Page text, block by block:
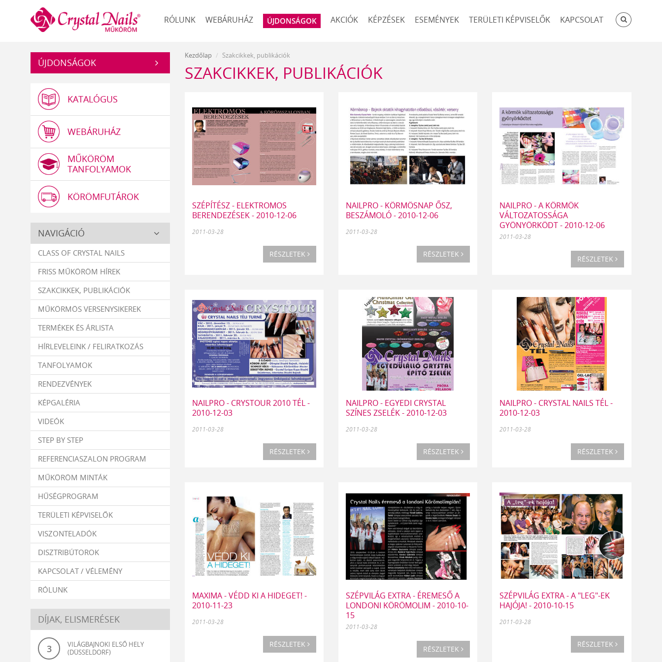
Műköröm RÓLUNK WEBÁRUHÁZ ÚJDONSÁGOK AKCIÓK KÉPZÉSEK ESEMÉNYEK TERÜLETI KÉPVISELŐK KAPCSOLAT
ÚJDONSÁGOK
KATALÓGUS
WEBÁRUHÁZ
MŰKÖRÖM
TANFOLYAMOK
KÖRÖMFUTÁROK
Crystal
Nails
NAVIGÁCIÓ
CLASS OF CRYSTAL NAILS
FRISS MŰKÖRÖM HÍREK
SZAKCIKKEK, PUBLIKÁCIÓK
MŰKÖRMÖS VERSENYSIKEREK
TERMÉKEK ÉS ÁRLISTA
HÍRLEVELEINK / FELIRATKOZÁS
TANFOLYAMOK
RENDEZVÉNYEK
KÉPGALÉRIA
VIDEÓK
STEP BY STEP
REFERENCIASZALON PROGRAM
MŰKÖRÖM MINTÁK
HŰSÉGPROGRAM
TERÜLETI KÉPVISELŐK
VISZONTELADÓK
DISZTRIBÚTOROK
KAPCSOLAT / VÉLEMÉNY
RÓLUNK
DÍJAK, ELISMERÉSEK
3
VILÁGBAJNOKI ELSŐ HELY
(DÜSSELDORF)
Kezdőlap Szakcikkek, publikációk
SZAKCIKKEK, PUBLIKÁCIÓK
SZÉPÍTÉSZ - ELEKTROMOS
BERENDEZÉSEK - 2010-12-06
2011-03-28
RÉSZLETEK
NAILPRO - KÖRMÖSNAP ŐSZ,
BESZÁMOLÓ - 2010-12-06
2011-03-28
RÉSZLETEK
NAILPRO - A KÖRMÖK
VÁLTOZATOSSÁGA
GYÖNYÖRKÖDT - 2010-12-06
2011-03-28
RÉSZLETEK
NAILPRO - CRYSTOUR 2010 TÉL -
2010-12-03
2011-03-28
RÉSZLETEK
NAILPRO - EGYEDI CRYSTAL
SZÍNES ZSELÉK - 2010-12-03
2011-03-28
RÉSZLETEK
NAILPRO - CRYSTAL NAILS TÉL -
2010-12-03
2011-03-28
RÉSZLETEK
MAXIMA - VÉDD KI A HIDEGET! -
2010-11-23
2011-03-28
RÉSZLETEK
SZÉPVILÁG EXTRA - ÉREMESŐ A
LONDONI KÖRÖMOLIM - 2010-10-
15
2011-03-28
RÉSZLETEK
SZÉPVILÁG EXTRA - A "LEG"-EK
HAJÓJA! - 2010-10-15
2011-03-28
RÉSZLETEK